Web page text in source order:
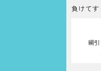
負けて
綱